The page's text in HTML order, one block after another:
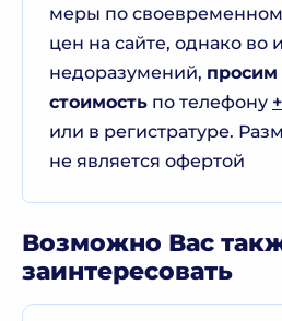
меры по
цен на сайте, однако во
недоразумений, просим
стоимость по телефону
или в регистратуре.
не является офертой
Возможно Вас
заинтересовать